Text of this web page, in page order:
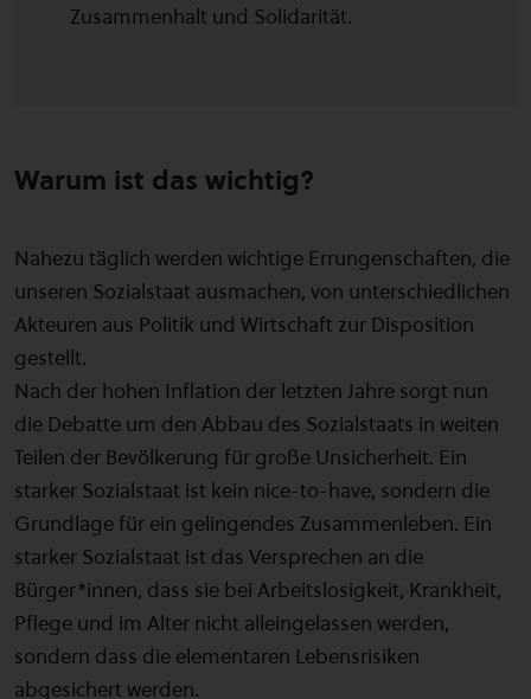
Zusammenhalt und Solidarität.
Warum ist das wichtig?
Nahezu täglich werden wichtige Errungenschaften, die
unseren Sozialstaat ausmachen, von unterschiedlichen
Akteuren aus Politik und Wirtschaft zur Disposition
gestellt.
Nach der hohen Inflation der letzten Jahre sorgt nun
die Debatte um den Abbau des Sozialstaats in weiten
Teilen der Bevölkerung für große Unsicherheit. Ein
starker Sozialstaat ist kein nice-to-have, sondern die
Grundlage für ein gelingendes Zusammenleben. Ein
starker Sozialstaat ist das Versprechen an die
Bürger*innen, dass sie bei Arbeitslosigkeit, Krankheit,
Pflege und im Alter nicht alleingelassen werden,
sondern dass die elementaren Lebensrisiken
abgesichert werden.